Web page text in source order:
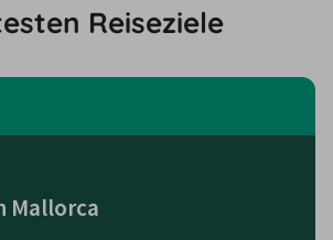
Reiseziele
Mallorca